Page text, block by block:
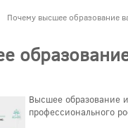
Почему высшее образование
Высшее образование
профессионального